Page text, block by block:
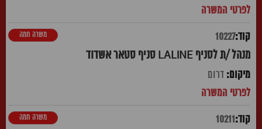
10227
מנהל /ת לסניף LALINE סניף סטאר אשדוד
משרה חמה
דרום
10211 משרה חמה